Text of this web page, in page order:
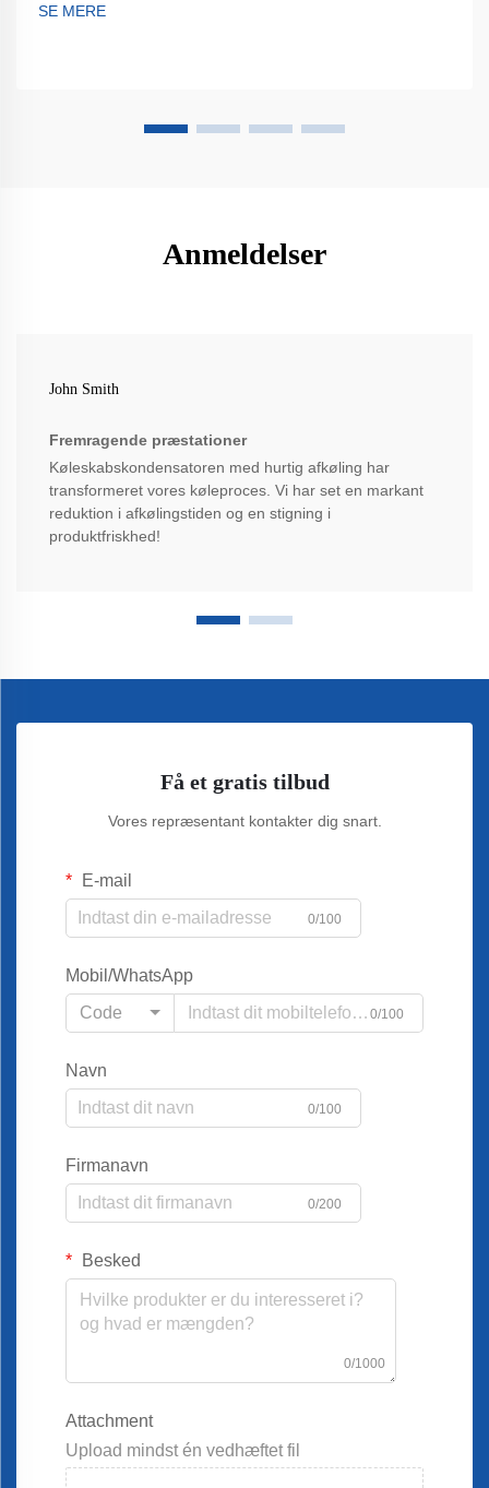
SE MERE
Anmeldelser
John Smith
Fremragende præstationer
Køleskabskondensatoren med hurtig afkøling har
transformeret vores køleproces. Vi har set en markant
reduktion i afkølingstiden og en stigning i
produktfriskhed!
Få et gratis tilbud
Vores repræsentant kontakter dig snart.
E-mail
0/100
Mobil/WhatsApp
Code
0/100
Navn
0/100
Firmanavn
0/200
Besked
0/1000
Attachment
Upload mindst én vedhæftet fil